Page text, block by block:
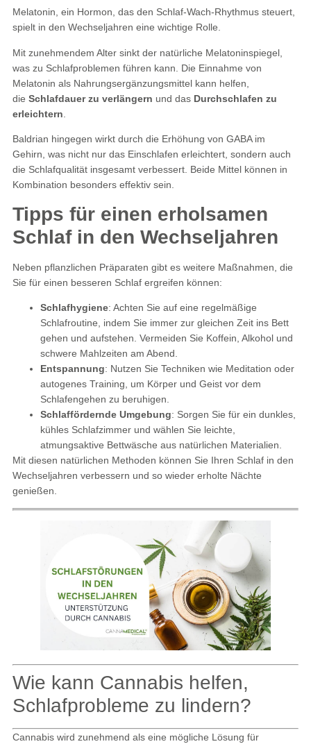
Melatonin, ein Hormon, das den Schlaf-Wach-Rhythmus steuert,
spielt in den Wechseljahren eine wichtige Rolle.
Mit zunehmendem Alter sinkt der natürliche Melatoninspiegel,
was zu Schlafproblemen führen kann. Die Einnahme von
Melatonin als Nahrungsergänzungsmittel kann helfen,
die Schlafdauer zu verlängern und das Durchschlafen zu
erleichtern
Baldrian hingegen wirkt durch die Erhöhung von GABA im
Gehirn, was nicht nur das Einschlafen erleichtert, sondern auch
die Schlafqualität insgesamt verbessert. Beide Mittel können in
Kombination besonders effektiv sein​.
Tipps für einen erholsamen
Schlaf in den Wechseljahren
Neben pflanzlichen Präparaten gibt es weitere Maßnahmen, die
Sie für einen besseren Schlaf ergreifen können:
Schlafhygiene: Achten Sie auf eine regelmäßige
Schlafroutine, indem Sie immer zur gleichen Zeit ins Bett
gehen und aufstehen. Vermeiden Sie Koffein, Alkohol und
schwere Mahlzeiten am Abend.
Entspannung: Nutzen Sie Techniken wie Meditation oder
autogenes Training, um Körper und Geist vor dem
Schlafengehen zu beruhigen.
Schlaffördernde Umgebung: Sorgen Sie für ein dunkles,
kühles Schlafzimmer und wählen Sie leichte,
atmungsaktive Bettwäsche aus natürlichen Materialien​.
Mit diesen natürlichen Methoden können Sie Ihren Schlaf in den
Wechseljahren verbessern und so wieder erholte Nächte
genießen.
Wie kann Cannabis helfen,
Schlafprobleme zu lindern?
Cannabis wird zunehmend als eine mögliche Lösung für